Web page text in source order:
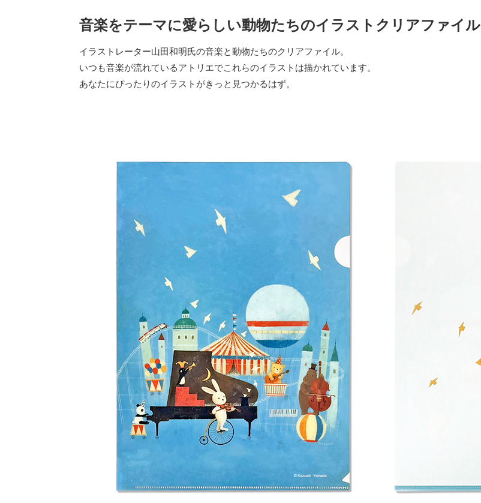
音楽をテーマに愛らしい動物たちのイラストクリアファイル
イラストレーター山田和明氏の音楽と動物たちのクリアファイル。
いつも音楽が流れているアトリエでこれらのイラストは描かれています。
あなたにぴったりのイラストがきっと見つかるはず。